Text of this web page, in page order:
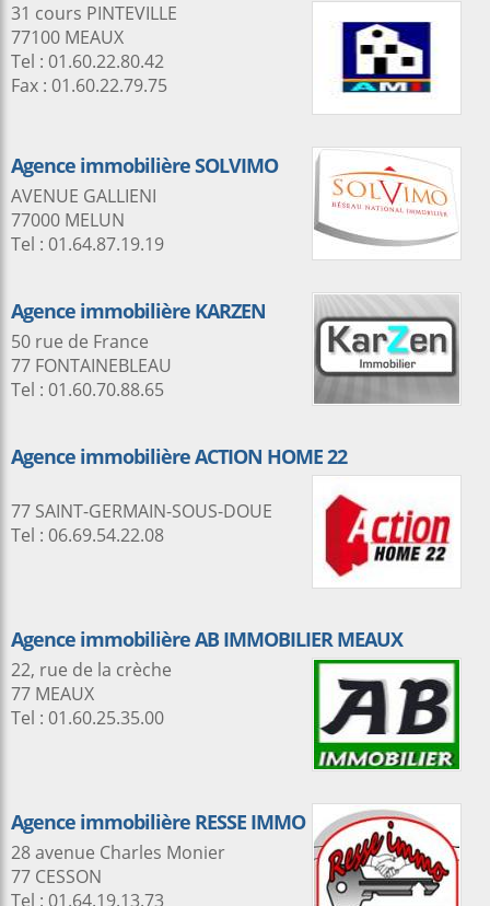
31 cours PINTEVILLE
77100 MEAUX
Tel : 01.60.22.80.42
Fax : 01.60.22.79.75
Agence immobilière SOLVIMO
AVENUE GALLIENI
77000 MELUN
Tel : 01.64.87.19.19
Agence immobilière KARZEN
50 rue de France
77 FONTAINEBLEAU
Tel : 01.60.70.88.65
Agence immobilière ACTION HOME 22
77 SAINT-GERMAIN-SOUS-DOUE
Tel : 06.69.54.22.08
Agence immobilière AB IMMOBILIER MEAUX
22, rue de la crèche
77 MEAUX
Tel : 01.60.25.35.00
Agence immobilière RESSE IMMO
28 avenue Charles Monier
77 CESSON
Tel : 01.64.19.13.73